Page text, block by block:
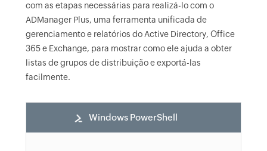
com as etapas necessárias para realizá-lo com o
ADManager Plus, uma ferramenta unificada de
gerenciamento e relatórios do Active Directory, Office
365 e Exchange, para mostrar como ele ajuda a obter
listas de grupos de distribuição e exportá-las
facilmente.
Windows PowerShell